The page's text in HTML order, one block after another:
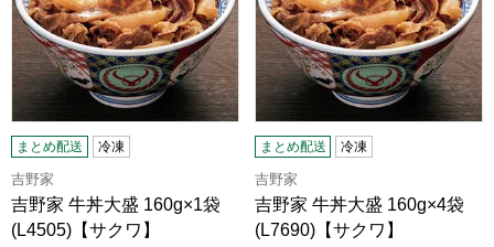
まとめ配送 冷凍
吉野家
吉野家 牛丼大盛 160g×1袋
(L4505)【サクワ】
まとめ配送 冷凍
吉野家
吉野家 牛丼大盛 160g×4袋
(L7690)【サクワ】